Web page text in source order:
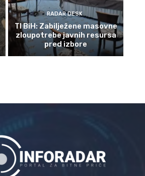
RADAR DESK
TI BiH: Zabilježene masovne
zloupotrebe javnih resursa
pred izbore